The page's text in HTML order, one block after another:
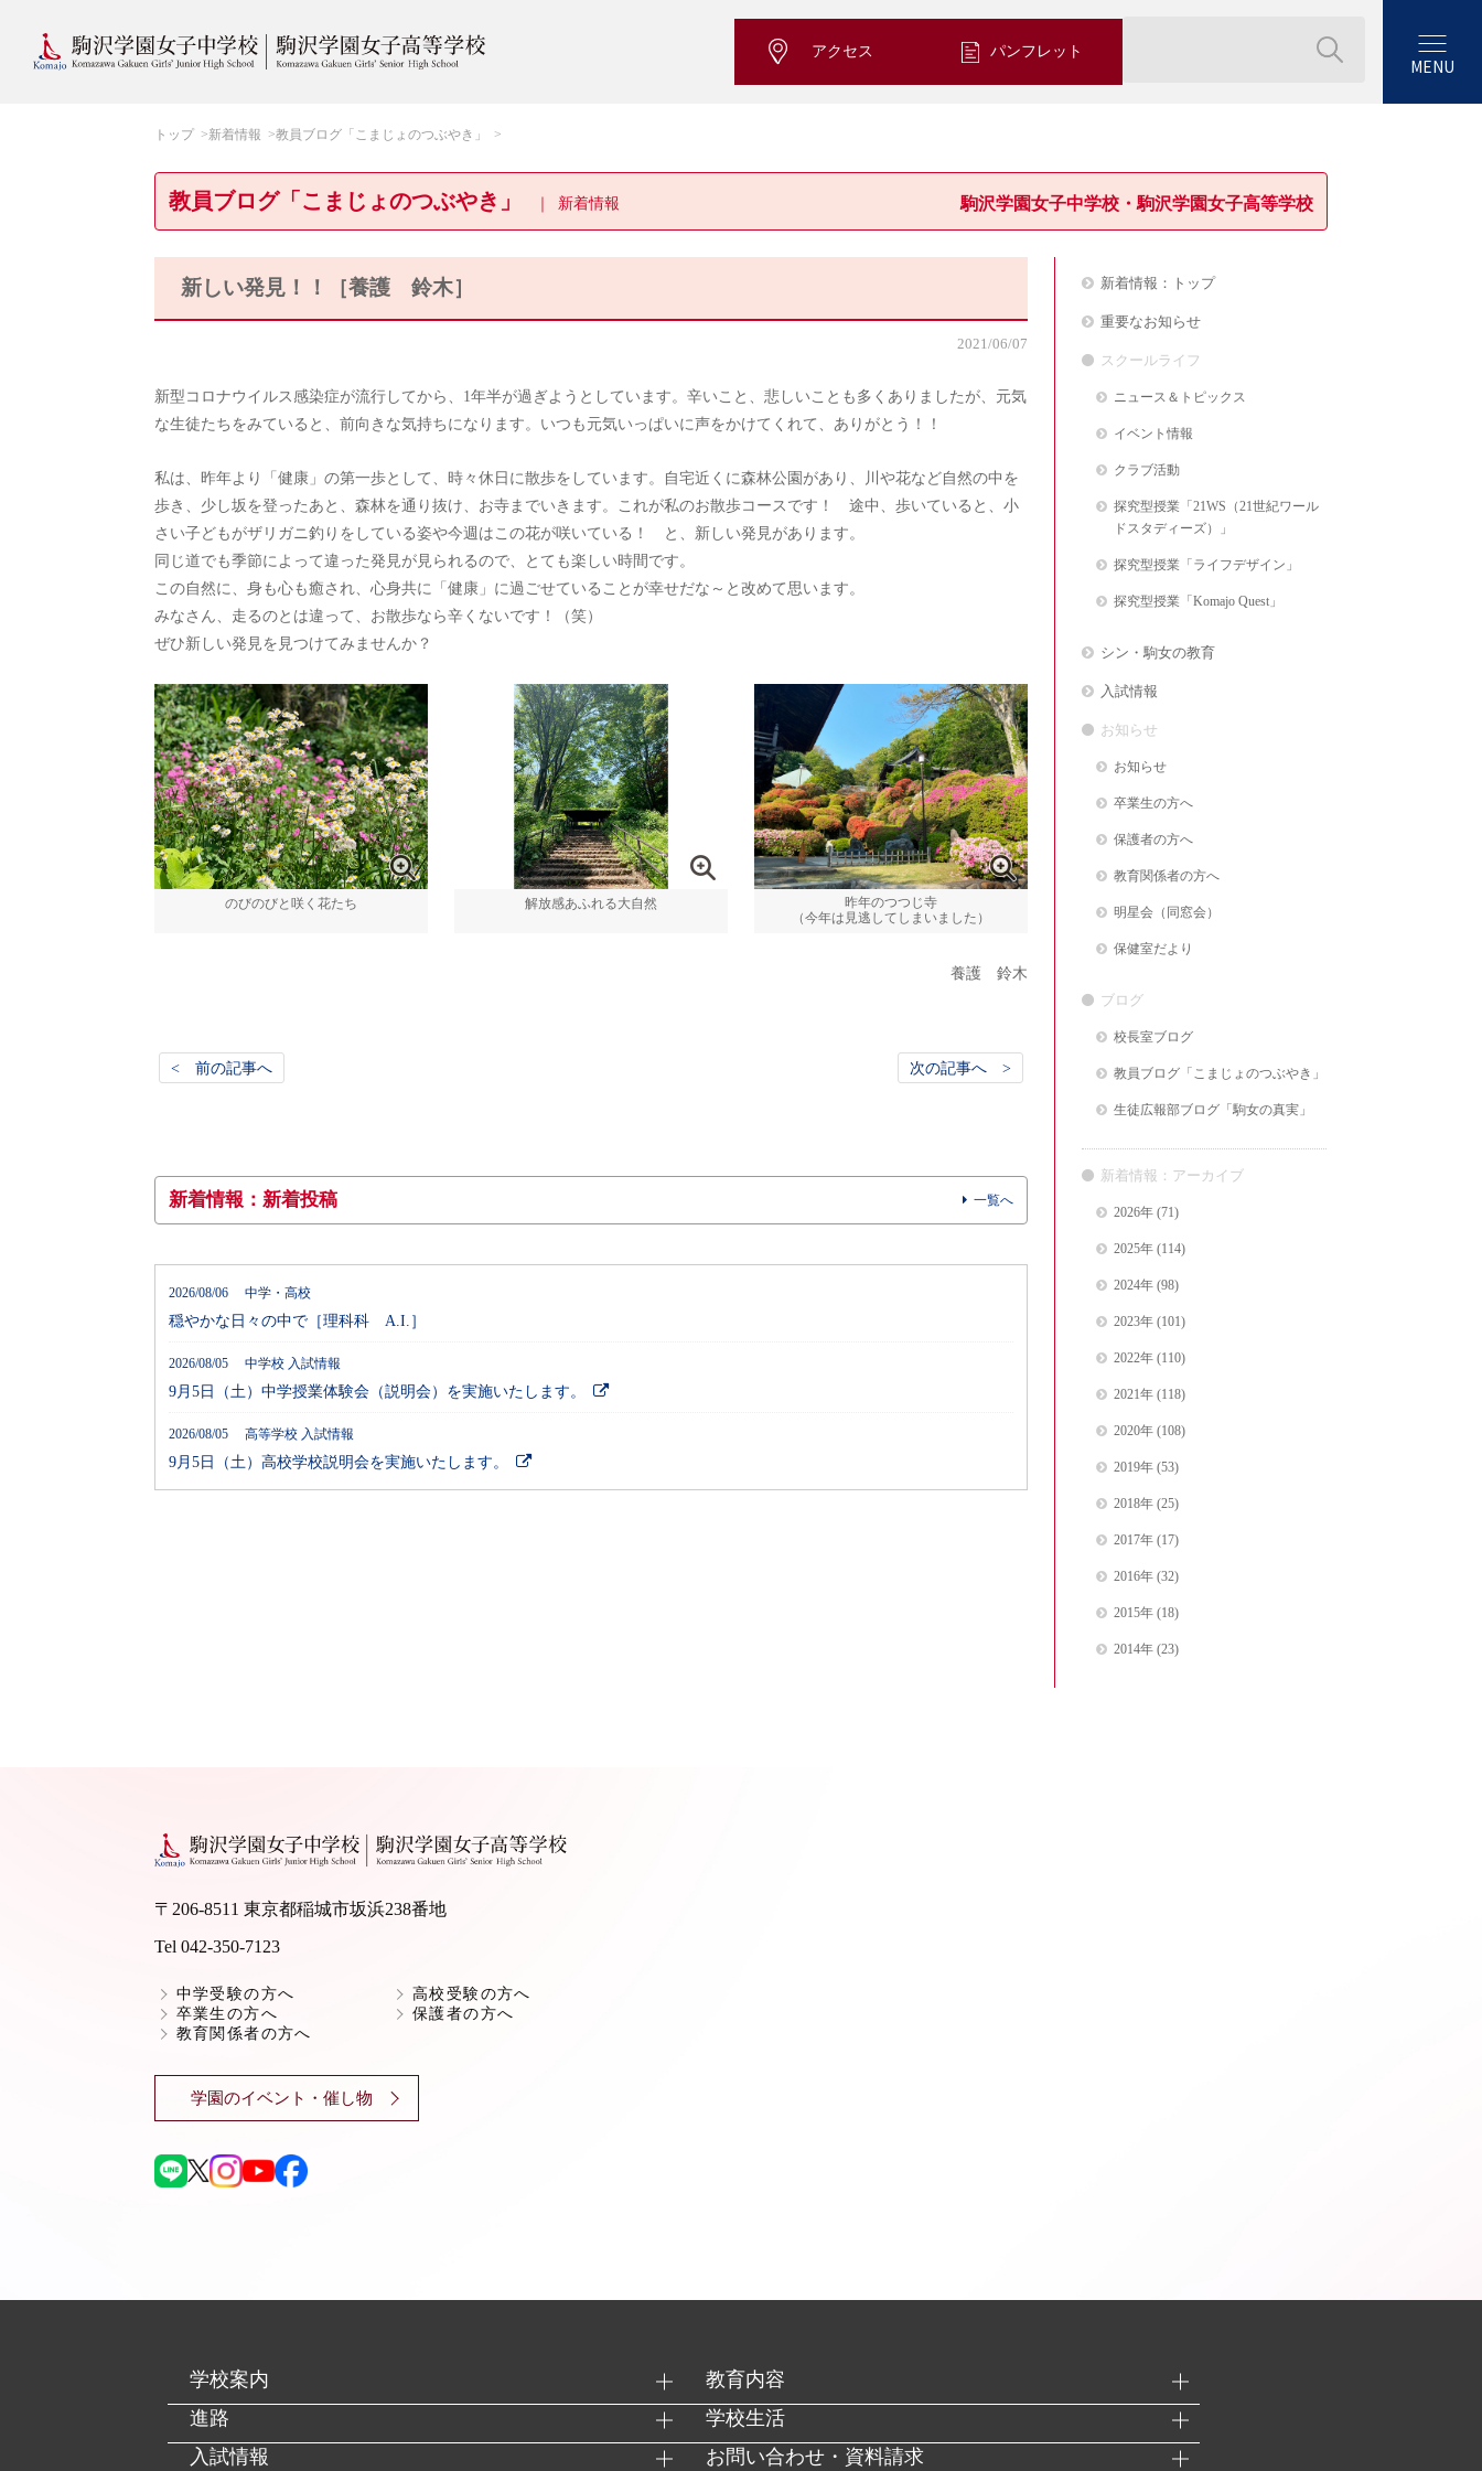
アクセス パンフレット
MENU
トップ 新着情報 教員ブログ「こまじょのつぶやき」
教員ブログ「こまじょのつぶやき」 新着情報 駒沢学園女子中学校・駒沢学園女子高等学校
新しい発見！！［養護 鈴木］
2021/06/07
新型コロナウイルス感染症が流行してから、1年半が過ぎようとしています。辛いこと、悲しいことも多くありましたが、元気
な生徒たちをみていると、前向きな気持ちになります。いつも元気いっぱいに声をかけてくれて、ありがとう！！
私は、昨年より「健康」の第一歩として、時々休日に散歩をしています。自宅近くに森林公園があり、川や花など自然の中を
歩き、少し坂を登ったあと、森林を通り抜け、お寺までいきます。これが私のお散歩コースです！ 途中、歩いていると、小
さい子どもがザリガニ釣りをしている姿や今週はこの花が咲いている！ と、新しい発見があります。
同じ道でも季節によって違った発見が見られるので、とても楽しい時間です。
この自然に、身も心も癒され、心身共に「健康」に過ごせていることが幸せだな～と改めて思います。
みなさん、走るのとは違って、お散歩なら辛くないです！（笑）
ぜひ新しい発見を見つけてみませんか？
のびのびと咲く花たち 解放感あふれる大自然
昨年のつつじ寺
（今年は見逃してしまいました）
養護 鈴木
< 前の記事へ 次の記事へ >
新着情報：新着投稿 一覧へ
2026/08/06 中学・高校
穏やかな日々の中で［理科科 A.I.］
2026/08/05 中学校 入試情報
9月5日（土）中学授業体験会（説明会）を実施いたします。
2026/08/05 高等学校 入試情報
9月5日（土）高校学校説明会を実施いたします。
新着情報：トップ
重要なお知らせ
スクールライフ
ニュース＆トピックス
イベント情報
クラブ活動
探究型授業「21WS（21世紀ワール
ドスタディーズ）」
探究型授業「ライフデザイン」
探究型授業「Komajo Quest」
シン・駒女の教育
入試情報
お知らせ
お知らせ
卒業生の方へ
保護者の方へ
教育関係者の方へ
明星会（同窓会）
保健室だより
ブログ
校長室ブログ
教員ブログ「こまじょのつぶやき」
生徒広報部ブログ「駒女の真実」
新着情報：アーカイブ
2026年(71)
2025年(114)
2024年(98)
2023年(101)
2022年(110)
2021年(118)
2020年(108)
2019年(53)
2018年(25)
2017年(17)
2016年(32)
2015年(18)
2014年(23)
〒206-8511 東京都稲城市坂浜238番地
Tel 042-350-7123
中学受験の方へ
高校受験の方へ
卒業生の方へ
保護者の方へ
教育関係者の方へ
学園のイベント・催し物
学校案内
教育内容
進路
学校生活
入試情報
お問い合わせ・資料請求